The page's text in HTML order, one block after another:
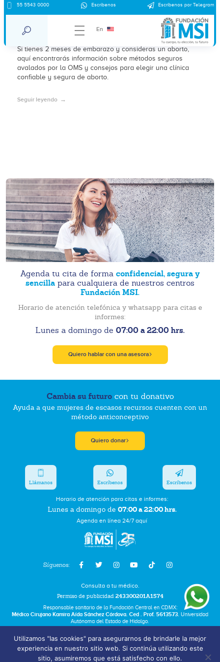
55 5543 0000 Escríbenos Escríbenos por Telegram
En
¿Puedo abortar con dos meses de
embarazo?
Si tienes 2 meses de embarazo y consideras un aborto,
aquí encontrarás información sobre métodos seguros
avalados por la OMS y consejos para elegir una clínica
confiable y segura de aborto.
Seguir leyendo
Agenda tu cita de forma confidencial, segura y
sencilla para cualquiera de nuestros centros
Fundación MSI.
Horario de atención telefónica y whatsapp para citas e
informes:
Lunes a domingo de 07:00 a 22:00 hrs.
Quiero hablar con una asesora
Cambia su futurocon tu donativo
Ayuda a que mujeres de escasos recursos cuenten con un
método anticonceptivo
Quiero donar
Síguenos:
Horario de atención para citas e informes:
Lunes a domingo de 07:00 a 22:00 hrs.
Agenda en línea 24/7 aquí
Llámanos Escríbenos Escríbenos
Consulta a tu médico.
Permiso de publicidad 243300201A1574
Responsable sanitario de la Fundación Central en CDMX:
Médico Cirujano Kamira Aída Sánchez Córdova. Ced . Prof. 5613573. Universidad
Autónoma del Estado de Hidalgo.
Términos y Condiciones
Bolsa de Trabajo
Utilizamos "las cookies" para asegurarnos de brindarle la mejor
experiencia en nuestro sitio web. Si continúa utilizando este
sitio, asumiremos que está satisfecho con ello.